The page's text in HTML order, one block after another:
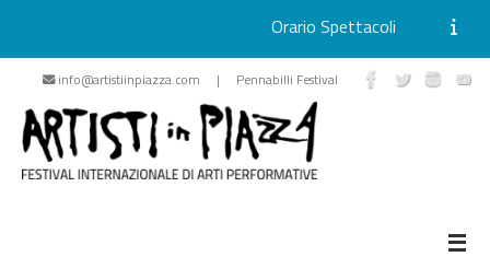
Vai
contenuto
Orario Spettacoli
info@artistiinpiazza.com | Pennabilli Festival